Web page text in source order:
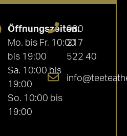
Öffnungszeiten:
Mo. bis Fr. 10:00
bis 19:00
Sa. 10:00 bis
19:00
So. 10:00 bis
19:00
030
217
522 40